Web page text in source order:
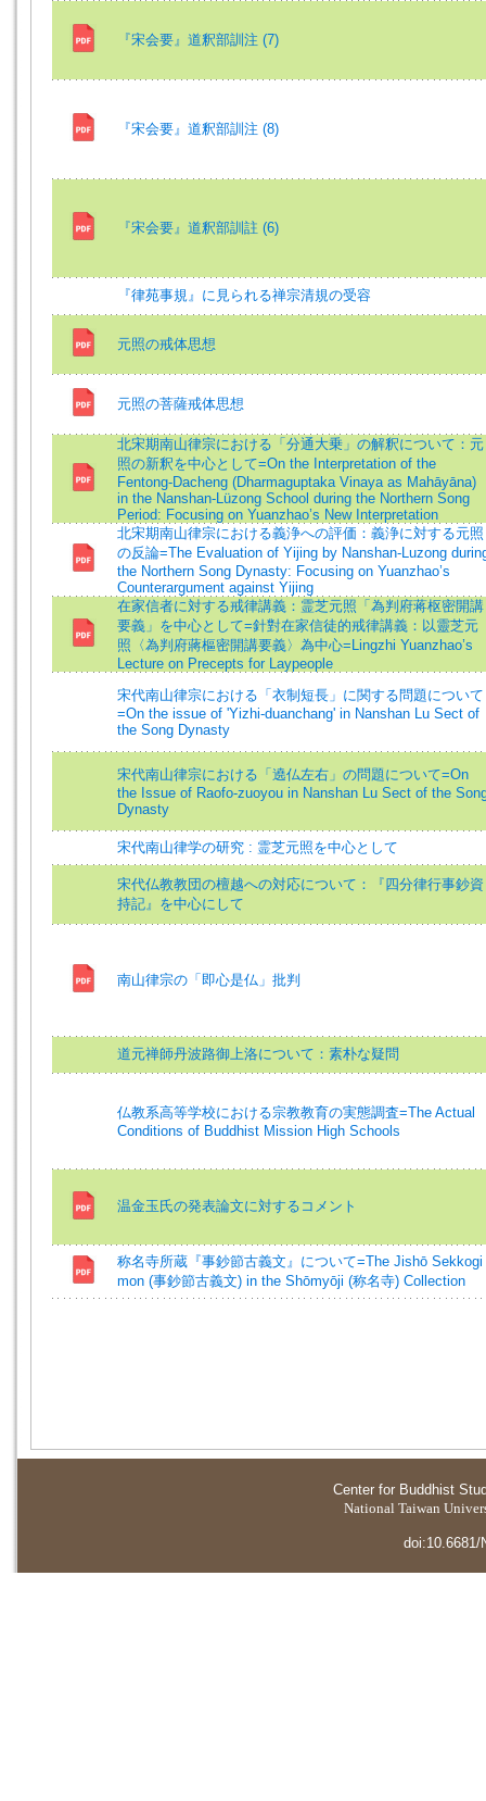
『宋会要』道釈部訓注 (7)
『宋会要』道釈部訓注 (8)
『宋会要』道釈部訓註 (6)
『律苑事規』に見られる禅宗清規の受容
元照の戒体思想
元照の菩薩戒体思想
北宋期南山律宗における「分通大乗」の解釈について：元
照の新釈を中心として=On the Interpretation of the
Fentong-Dacheng (Dharmaguptaka Vinaya as Mahāyāna)
in the Nanshan-Lüzong School during the Northern Song
Period: Focusing on Yuanzhao’s New Interpretation
北宋期南山律宗における義浄への評価：義浄に対する元照
の反論=The Evaluation of Yijing by Nanshan-Luzong
the Northern Song Dynasty: Focusing on Yuanzhao’s
Counterargument against Yijing
在家信者に対する戒律講義：霊芝元照「為判府蒋枢密開講
要義」を中心として=針對在家信徒的戒律講義：以靈芝元
照〈為判府蔣樞密開講要義〉為中心=Lingzhi Yuanzhao’s
Lecture on Precepts for Laypeople
宋代南山律宗における「衣制短長」に関する問題について
=On the issue of 'Yizhi-duanchang' in Nanshan Lu Sect of
the Song Dynasty
宋代南山律宗における「遶仏左右」の問題について=On
the Issue of Raofo-zuoyou in Nanshan Lu Sect of the
Dynasty
宋代南山律学の研究 : 霊芝元照を中心として
宋代仏教教団の檀越への対応について：『四分律行事鈔資
持記』を中心にして
南山律宗の「即心是仏」批判
道元禅師丹波路御上洛について：素朴な疑問
仏教系高等学校における宗教教育の実態調査=The Actual
Conditions of Buddhist Mission High Schools
温金玉氏の発表論文に対するコメント
称名寺所蔵『事鈔節古義文』について=The Jishō Sekkogi
mon (事鈔節古義文) in the Shōmyōji (称名寺) Collection
Center for Buddhist
National Taiwan
doi:10.6681/